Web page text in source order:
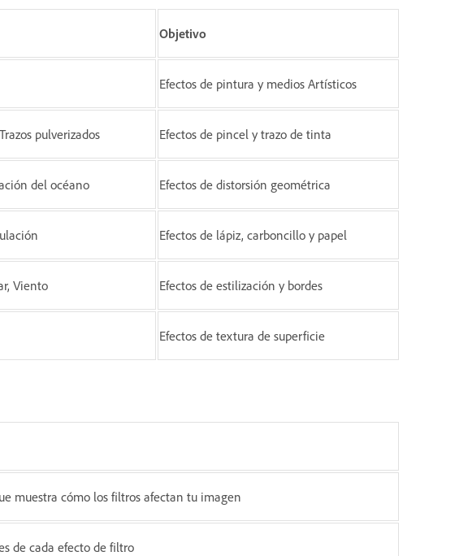
Objetivo
Efectos de pintura y medios Artísticos
pulverizados Efectos de pincel y trazo de tinta
del océano Efectos de distorsión geométrica
Efectos de lápiz, carboncillo y papel
Viento Efectos de estilización y bordes
Efectos de textura de superficie
muestra cómo los filtros afectan tu imagen
de cada efecto de filtro